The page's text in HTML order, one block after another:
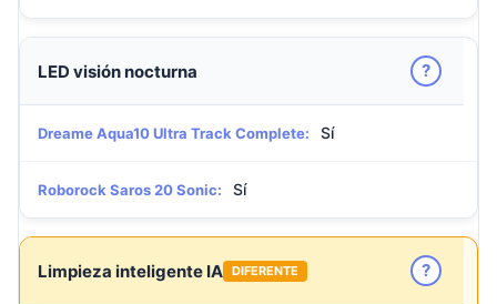
LED visión nocturna ?
Dreame Aqua10 Ultra Track Complete: Sí
Roborock Saros 20 Sonic: Sí
Limpieza inteligente IA DIFERENTE ?